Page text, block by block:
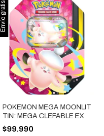
Envío gratis
POKEMON MEGA MOONLIT
TIN: MEGA CLEFABLE EX
$99.990